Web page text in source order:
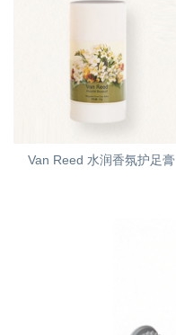
Van Reed 水润香氛护足膏